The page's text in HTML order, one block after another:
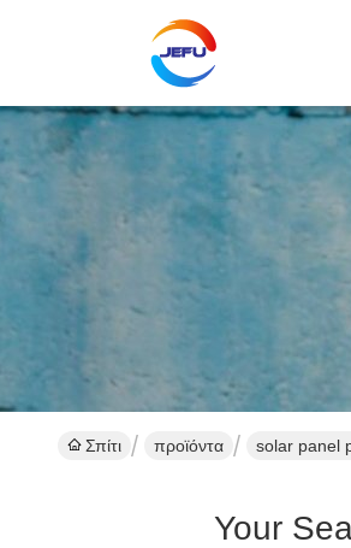
Σπίτι προϊόντα solar panel
Your